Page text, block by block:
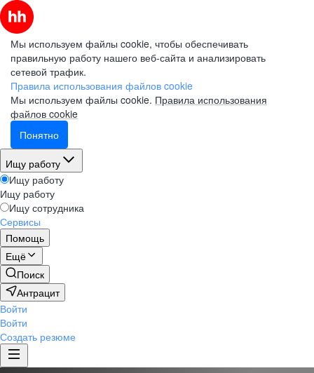
Мы используем файлы cookie, чтобы обеспечивать
правильную работу нашего веб-сайта и анализировать
сетевой трафик.
Правила использования файлов cookie
Мы используем файлы cookie. Правила использования
файлов cookie
Понятно
Ищу работу
Ищу работу
Ищу работу
Ищу сотрудника
Сервисы
Помощь
Ещё
Поиск
Антрацит
Войти
Войти
Создать резюме